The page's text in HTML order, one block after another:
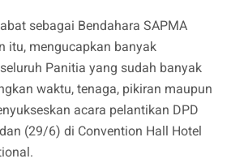
sebagai Bendahara SAPMA
itu, mengucapkan banyak
Panitia yang sudah banyak
waktu, tenaga, pikiran maupun
acara pelantikan DPD
(29/6) di Convention Hall Hotel